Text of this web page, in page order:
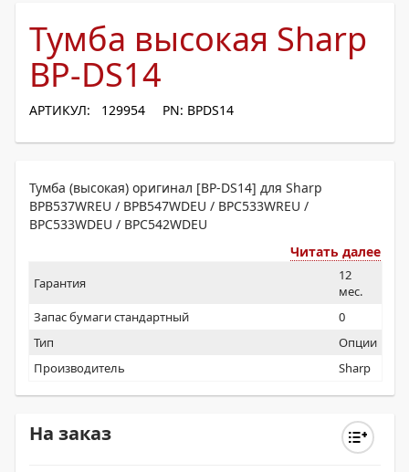
Тумба высокая Sharp
BP-DS14
АРТИКУЛ: 129954 PN: BPDS14
Тумба (высокая) оригинал [BP-DS14] для Sharp
BPB537WREU / BPB547WDEU / BPС533WREU /
BPС533WDEU / BPС542WDEU
Читать далее
Гарантия
12
мес.
Запас бумаги стандартный
0
Тип
Опции
Производитель
Sharp
На заказ